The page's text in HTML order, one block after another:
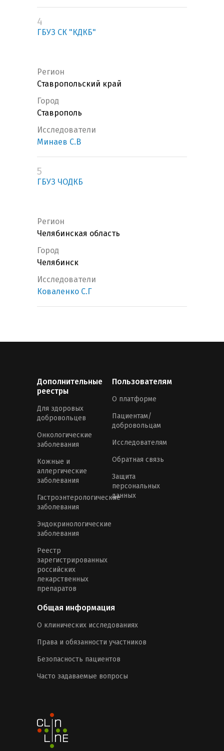
4
ГБУЗ СК "КДКБ"
Регион
Ставропольский край
Город
Ставрополь
Исследователи
Минаев С.В
5
ГБУЗ ЧОДКБ
Регион
Челябинская область
Город
Челябинск
Исследователи
Коваленко С.Г
Дополнительные
реестры
Для здоровых
добровольцев
Онкологические
заболевания
Кожные и
аллергические
заболевания
Гастроэнтерологические
заболевания
Эндокринологические
заболевания
Реестр
зарегистрированных
российских
лекарственных
препаратов
Пользователям
О платформе
Пациентам/
добровольцам
Исследователям
Обратная связь
Защита
персональных
данных
Общая информация
О клинических исследованиях
Права и обязанности участников
Безопасность пациентов
Часто задаваемые вопросы